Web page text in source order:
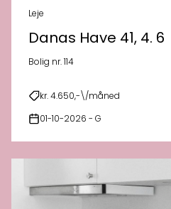
Leje
Danas Have 41, 4. 6
Bolig nr. 114
kr. 4.650,-\/måned
01-10-2026 - G